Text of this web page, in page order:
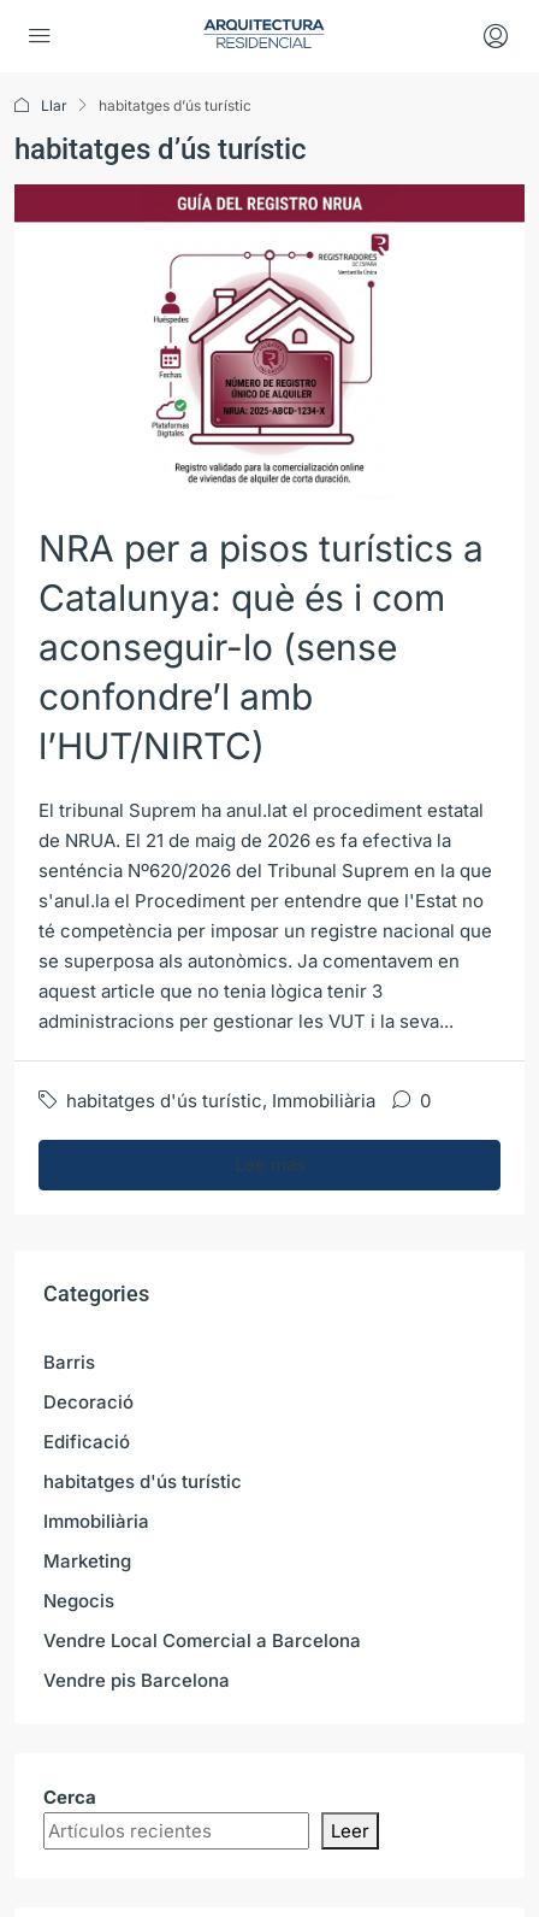
Llar habitatges d’ús turístic
habitatges d’ús turístic
NRA per a pisos turístics a
Catalunya: què és i com
aconseguir-lo (sense
confondre’l amb
l’HUT/NIRTC)
El tribunal Suprem ha anul.lat el procediment estatal
de NRUA. El 21 de maig de 2026 es fa efectiva la
senténcia Nº620/2026 del Tribunal Suprem en la que
s'anul.la el Procediment per entendre que l'Estat no
té competència per imposar un registre nacional que
se superposa als autonòmics. Ja comentavem en
aquest article que no tenia lògica tenir 3
administracions per gestionar les VUT i la seva...
habitatges d'ús turístic, Immobiliària 0
Lee mas
Categories
Barris
Decoració
Edificació
habitatges d'ús turístic
Immobiliària
Marketing
Negocis
Vendre Local Comercial a Barcelona
Vendre pis Barcelona
Cerca
Leer